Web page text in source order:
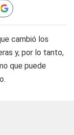
cambió los
y, por lo tanto,
que puede